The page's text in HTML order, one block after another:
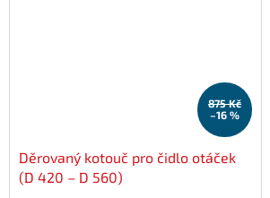
875 Kč
–16 %
Děrovaný kotouč pro čidlo otáček
(D 420 – D 560)